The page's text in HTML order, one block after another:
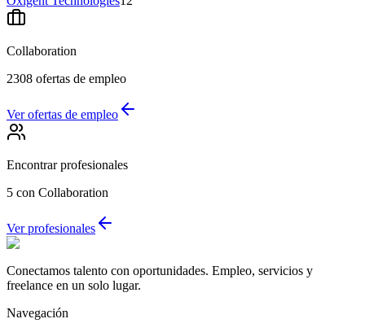
Collaboration
2308 ofertas de empleo
Ver ofertas de empleo
Encontrar profesionales
5 con Collaboration
Ver profesionales
Conectamos talento con oportunidades. Empleo, servicios y
freelance en un solo lugar.
Navegación